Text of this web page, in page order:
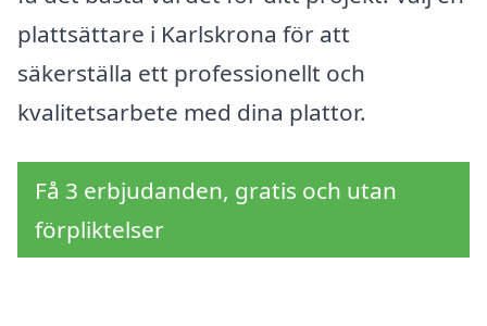
plattsättare i Karlskrona för att
säkerställa ett professionellt och
kvalitetsarbete med dina plattor.
Få 3 erbjudanden, gratis och utan
förpliktelser